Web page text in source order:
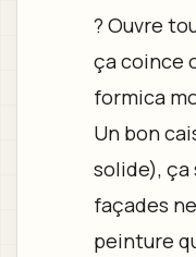
? Ouvre
ça coince
formica
Un bon
solide), ça
façades
peinture